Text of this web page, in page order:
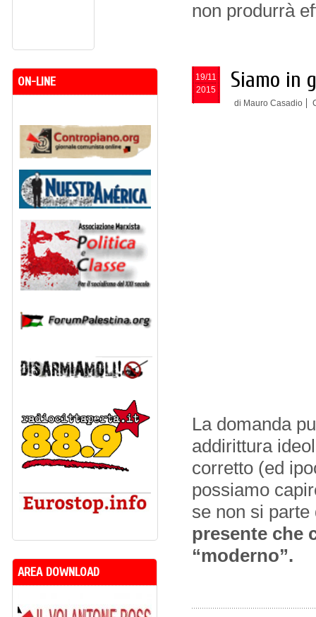
non produrrà
19/11
2015
Siamo in
di Mauro Casadio
La domanda
addirittura
corretto (ed
possiamo
se non si
presente che
“moderno”.
ON-LINE
AREA DOWNLOAD